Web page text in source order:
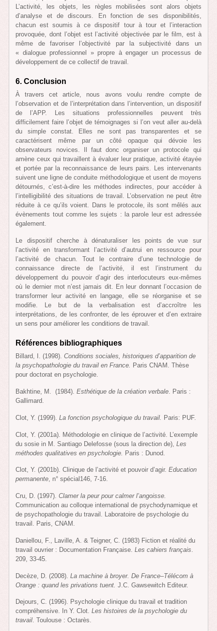
L’activité, les objets, les règles mobilisées sont alors objets
d’analyse et de discours. En fonction de ses disponibilités,
chacun est soumis à ce dispositif tour à tour et l’interaction
provoquée, dont l’objet est l’activité objectivée par le film, est à
même de favoriser l’objectivité par la subjectivité dans un
« dialogue professionnel » propre à engager un processus de
développement de ce collectif de travail.
6.Conclusion
À travers cet article, nous avons voulu rendre compte de
l’observation et de l’interprétation dans l’intervention, un dispositif
de l’APP. Les situations professionnelles peuvent très
difficilement faire l’objet de témoignages si l’on veut aller au-delà
du simple constat. Elles ne sont pas transparentes et se
caractérisent même par un côté opaque qui dévoie les
observateurs novices. Il faut donc organiser un protocole qui
amène ceux qui travaillent à évaluer leur pratique, activité étayée
et portée par la reconnaissance de leurs pairs. Les intervenants
suivent une ligne de conduite méthodologique et usent de moyens
détournés, c’est-à-dire les méthodes indirectes, pour accéder à
l’intelligibilité des situations de travail. L’observation ne peut être
réduite à ce qu’ils voient. Dans le protocole, ils sont mêlés aux
évènements tout comme les sujets : la parole leur est adressée
également.
Le dispositif cherche à dénaturaliser les points de vue sur
l’activité en transformant l’activité d’autrui en ressource pour
l’activité de chacun. Tout le contraire d’une technologie de
connaissance directe de l’activité, il est l’instrument du
développement du pouvoir d’agir des interlocuteurs eux-mêmes
où le dernier mot n’est jamais dit. En leur donnant l’occasion de
transformer leur activité en langage, elle se réorganise et se
modifie. Le but de la verbalisation est d’accroître les
interprétations, de les confronter, de les éprouver et d’en extraire
un sens pour améliorer les conditions de travail.
Références bibliographiques
Billard, I. (1998).Conditions sociales, historiques d’apparition de
la psychopathologie du travail en France. Paris CNAM. Thèse
pour doctorat en psychologie.
Bakhtine, M. (1984).Esthétique de la création verbale. Paris :
Gallimard.
Clot, Y. (1999).La fonction psychologique du travail. Paris: PUF.
Clot, Y. (2001a). Méthodologie en clinique de l’activité. L’exemple
du sosie in M. Santiago Delefosse (sous la direction de),Les
méthodes qualitatives en psychologie. Paris : Dunod.
Clot, Y. (2001b). Clinique de l’activité et pouvoir d’agir.Education
permanente, n° spécial146, 7-16.
Cru, D. (1997).Clamer la peur pour calmer l’angoisse.
Communication au colloque international de psychodynamique et
de psychopathologie du travail. Laboratoire de psychologie du
travail. Paris, CNAM.
Daniellou, F., Laville, A. & Teigner, C. (1983) Fiction et réalité du
travail ouvrier : Documentation Française.Les cahiers français
209, 33-45.
Decèze, D. (2008).La machine à broyer. De France–Télécom à
Orange : quand les privations tuent. J.C. Gawsewitch Editeur.
Dejours, C. (1996). Psychologie clinique du travail et tradition
compréhensive. In Y. Clot.Les histoires de la psychologie du
travail. Toulouse : Octarès.